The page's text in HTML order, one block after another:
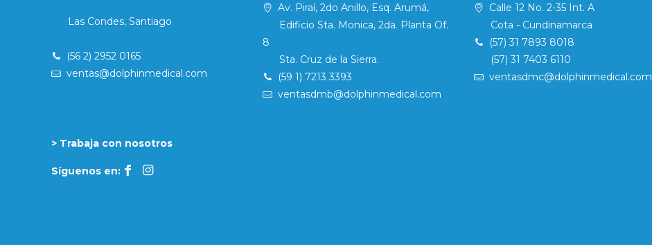
Las Condes, Santiago
(56 2) 2952 0165
ventas@dolphinmedical.com
> Trabaja con nosotros
Síguenos en:
Av. Piraí, 2do Anillo, Esq. Arumá,
Edificio Sta. Monica, 2da. Planta Of.
8
Sta. Cruz de la Sierra.
(59 1) 7213 3393
ventasdmb@dolphinmedical.com
Calle 12 No. 2-35 Int. A
Cota - Cundinamarca
(57) 31 7893 8018
(57) 31 7403 6110
ventasdmc@dolphinmedical.com